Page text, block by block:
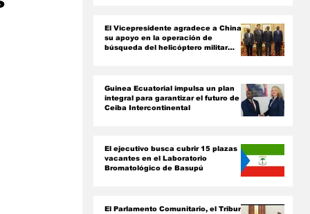
El Vicepresidente agradece a China
su apoyo en la operación de
búsqueda del helicóptero militar
Guinea Ecuatorial impulsa un plan
integral para garantizar el futuro de
Ceiba Intercontinental
El ejecutivo busca cubrir 15 plazas
vacantes en el Laboratorio
Bromatológico de Basupú
El Parlamento Comunitario, el Tribunal